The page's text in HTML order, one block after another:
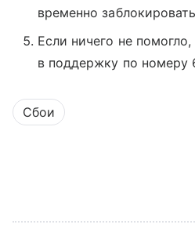
временно
Если ничего не помогло,
в поддержку по номеру
Сбои